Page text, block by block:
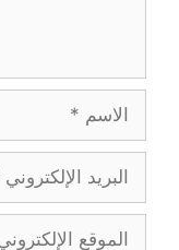
الإلكتروني